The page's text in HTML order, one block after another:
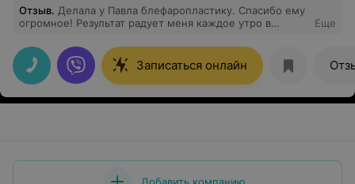
Отзыв. Делала у Павла блефаропластику. Спасибо ему
огромное! Результат радует меня каждое утро в
Еще
Записаться онлайн